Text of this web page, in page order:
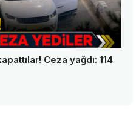
Ceza yağdı: 114